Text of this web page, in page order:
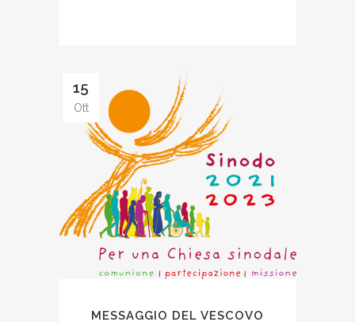
15
Ott
MESSAGGIO DEL VESCOVO